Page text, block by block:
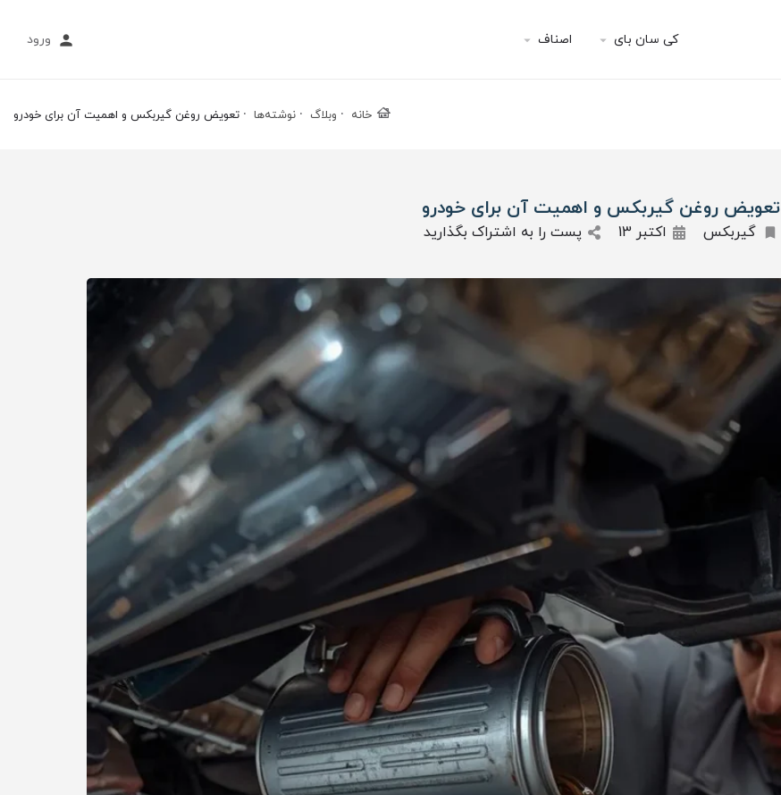
کی سان بای اصناف ورود
خانه وبلاگ نوشته‌ها تعویض روغن گیربکس و اهمیت آن برای خودرو
تعویض روغن گیربکس و اهمیت آن برای خودرو
گیربکس اکتبر 13 پست را به اشتراک بگذارید